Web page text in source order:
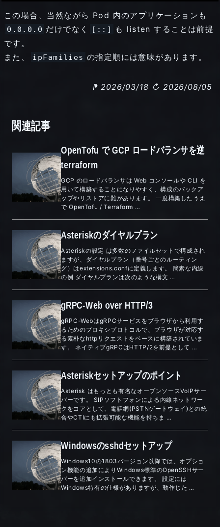
この場合、当然ながら Pod 内のアプリケーションも
0.0.0.0 だけでなく [::]
も listen することは前提
です。
また、
ipFamilies の指定順には意味があります。
⁋ 2026/03/18 ↻ 2026/08/05
関連記事
OpenTofu で GCP ロードバランサを逆
terraform
GCP のロードバランサは Web コンソールや CLI を
用いて構築することになりやすく、構成のバックア
ップやリストアに難があります。 一度構築したうえ
で OpenTofu / Terraform …
Asteriskのダイヤルプラン
Asteriskの設定 は多数のファイルセットで構成され
ますが、ダイヤルプラン（番号ごとのルーティン
グ）はextensions.confに定義します。 簡素な内線
の例 ダイヤルプランは次のような構文 …
gRPC-Web over HTTP/3
gRPC-WebはgRPCサービスをブラウザから利用す
るためのプロキシプロトコルで、ブラウザが対応す
る素朴なhttpリクエストをベースに構築されていま
す。 ネイティブgRPCはHTTP/2を前提として …
Asteriskセットアップのポイント
Asterisk はもっとも有名なオープンソースVoIPサー
バーです。 SIPソフトフォンによる内線ネットワー
クをコアとして、電話網(PSTNゲートウェイ)との統
合やCTIにも拡張可能な機能を持ちま …
Windowsのsshdセットアップ
Windows10の1803バージョン以降では、オプショ
ン機能の追加によりWindows標準のOpenSSHサー
バーを追加インストールできます。 設定には
Windows特有の仕様がありますが、動作じた …